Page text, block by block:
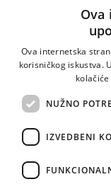
Spinčićeva 1,
LINKOVI
Uvjeti korištenja
Ova
Ova internetska
korisničkog iskustva.
NUŽNO
IZVEDBENI